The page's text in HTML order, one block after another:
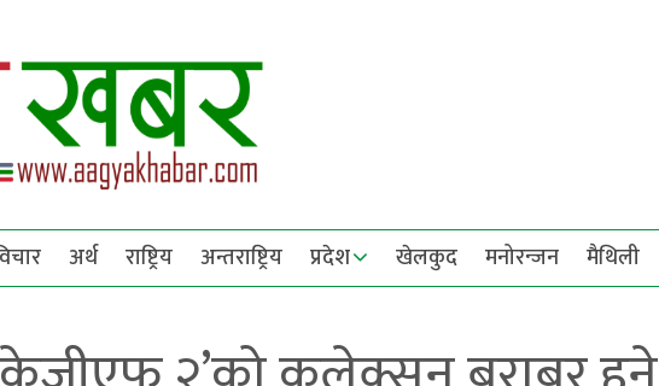
अर्थ राष्ट्रिय अन्तराष्ट्रिय प्रदेश खेलकुद मनोरन्जन मैथिली